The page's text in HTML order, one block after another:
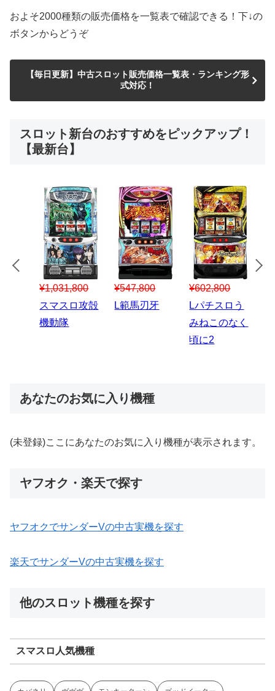
およそ2000種類の販売価格を一覧表で確認できる！下↓の
ボタンからどうぞ
【毎日更新】中古スロット販売価格一覧表・ランキング形
式対応！
スロット新台のおすすめをピックアップ！
【最新台】
¥547,800
スマスロハナ
ビ
¥150,000
スマスロ秘宝
¥1,867,800
Lパチスロ 炎
炎ノ消防隊2
あなたのお気に入り機種
(未登録)ここにあなたのお気に入り機種が表示されます。
ヤフオク・楽天で探す
ヤフオクでサンダーVの中古実機を探す
楽天でサンダーVの中古実機を探す
他のスロット機種を探す
スマスロ人気機種